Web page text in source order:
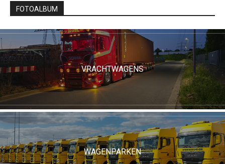
FOTOALBUM
VRACHTWAGENS
WAGENPARKEN